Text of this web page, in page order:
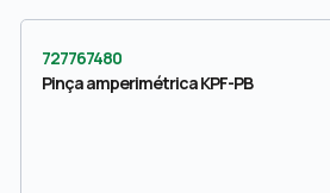
727767480
Pinça amperimétrica KPF-PB